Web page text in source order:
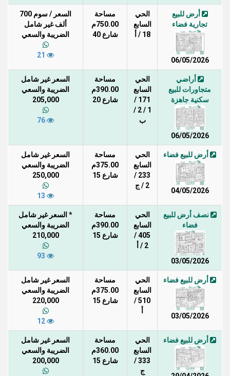
أرض للبيع
تجارية فضاء
06/05/2026
الحي
السابع
18 / أ
مساحة
750.00م
شارع 40
السعر / سوم 700
ألف غير شامل
الضريبة والسعي
أراضي
متجاورات للبيع
سكنية جاهزة
06/05/2026
الحي
السابع
171 /
1 / 2 /
ب
مساحة
390.00م
شارع 20
السعر غير شامل
الضريبة والسعي
205,000
أرض للبيع فضاء
04/05/2026
الحي
السابع
233 /
2 / ج
مساحة
375.00م
شارع 15
السعر غير شامل
الضريبة والسعي
250,000
نصف أرض للبيع
فضاء
03/05/2026
الحي
السابع
405 /
2 / أ
مساحة
390.00م
شارع 15
* السعر غير شامل
الضريبة والسعي
210,000
أرض للبيع فضاء
03/05/2026
الحي
السابع
510 /
مساحة
375.00م
شارع 15
السعر غير شامل
الضريبة والسعي
220,000
أرض للبيع فضاء
الحي
السابع
333 /
ج
مساحة
360.00م
شارع 15
السعر غير شامل
الضريبة والسعي
200,000